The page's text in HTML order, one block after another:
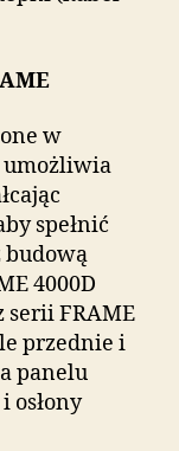
w
umożliwia
spełnić
budową
4000D
serii FRAME
przednie i
panelu
osłony